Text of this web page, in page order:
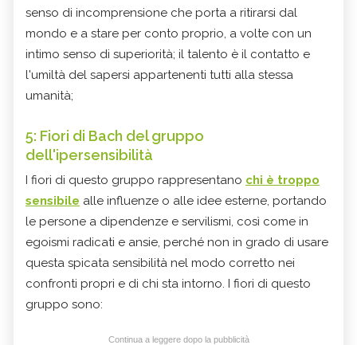
senso di incomprensione che porta a ritirarsi dal
mondo e a stare per conto proprio, a volte con un
intimo senso di superiorità; il talento è il contatto e
l'umiltà del sapersi appartenenti tutti alla stessa
umanità;
5: Fiori di Bach del gruppo
dell'ipersensibilità
I fiori di questo gruppo rappresentano chi è troppo
sensibile alle influenze o alle idee esterne, portando
le persone a dipendenze e servilismi, così come in
egoismi radicati e ansie, perché non in grado di usare
questa spicata sensibilità nel modo corretto nei
confronti propri e di chi sta intorno. I fiori di questo
gruppo sono:
Continua a leggere dopo la pubblicità